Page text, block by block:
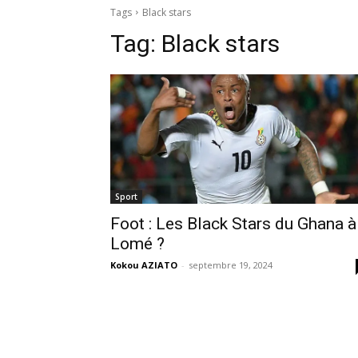
Tags Black stars
Tag: Black stars
Sport
Foot : Les Black Stars du Ghana à
Lomé ?
Kokou AZIATO - septembre 19, 2024